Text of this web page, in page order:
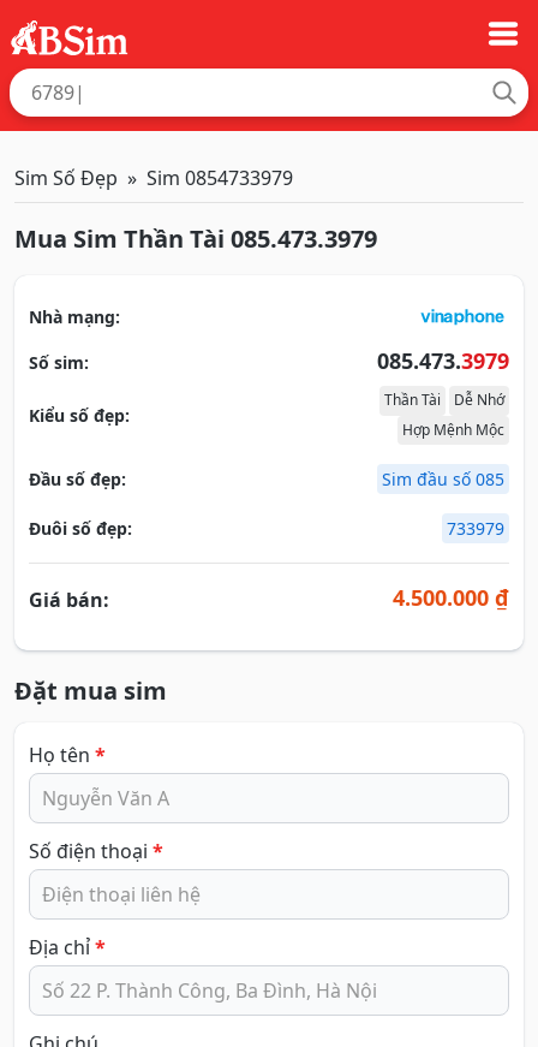
Sim Số Đẹp Sim 0854733979
Mua Sim Thần Tài 085.473.3979
Nhà mạng:
Số sim:
085.473.3979
Kiểu số đẹp:
Thần Tài
Dễ Nhớ
Hợp Mệnh Mộc
Đầu số đẹp: Sim đầu số 085
Đuôi số đẹp: 733979
Giá bán: 4.500.000 ₫
Đặt mua sim
Họ tên *
Số điện thoại *
Địa chỉ*